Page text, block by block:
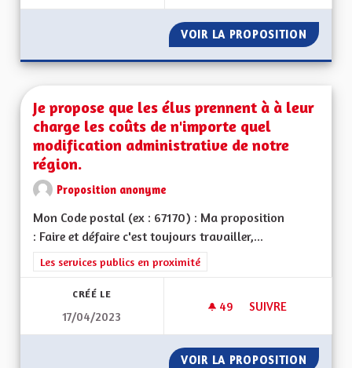
VOIR LA PROPOSITION
Je propose que les élus prennent à à leur
charge les coûts de n'importe quel
modification administrative de notre
région.
Proposition anonyme
Mon Code postal (ex : 67170) : Ma proposition
: Faire et défaire c'est toujours travailler,...
Filtrer les résultats de la catégorie : Les services publics en
Les services publics en proximité
CRÉÉ LE
17/04/2023
49 49 ABONNÉS
SUIVRE
VOIR LA PROPOSITION JE